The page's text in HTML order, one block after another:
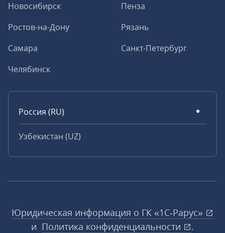
Новосибирск
Пенза
Ростов-на-Дону
Рязань
Самара
Санкт-Петербург
Челябинск
Россия (RU)
Узбекистан (UZ)
Юридическая информация о ГК «1С‑Рарус»
и Политика конфиденциальности
.